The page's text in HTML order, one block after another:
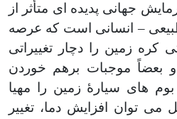
جهانی پدیده ای متأثر از
– انسانی است که عرصه
زمین را دچار تغییراتی
بعضاً موجبات برهم خوردن
های سیارۀ زمین را مهیا
توان افزایش دما، تغییر